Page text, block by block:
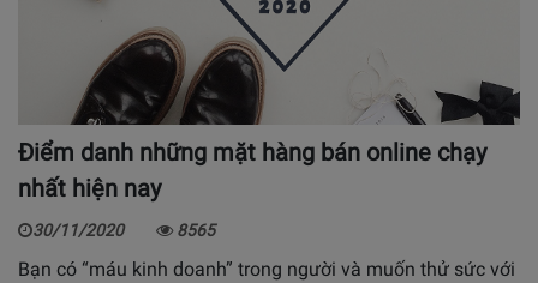
Điểm danh những mặt hàng bán online chạy
nhất hiện nay
30/11/2020 8565
Bạn có “máu kinh doanh” trong người và muốn thử sức với